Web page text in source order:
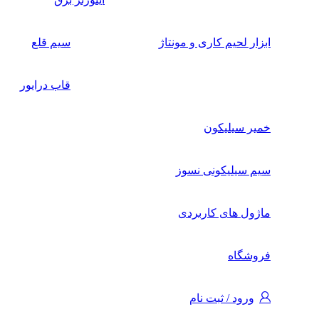
ابزار لحیم کاری و مونتاژ سیم قلع
قاب درایور
خمیر سیلیکون
سیم سیلیکونی نسوز
ماژول های کاربردی
فروشگاه
ورود / ثبت نام